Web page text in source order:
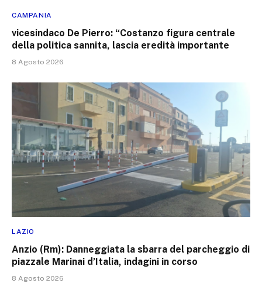
CAMPANIA
vicesindaco De Pierro: “Costanzo figura centrale
della politica sannita, lascia eredità importante
8 Agosto 2026
LAZIO
Anzio (Rm): Danneggiata la sbarra del parcheggio di
piazzale Marinai d’Italia, indagini in corso
8 Agosto 2026